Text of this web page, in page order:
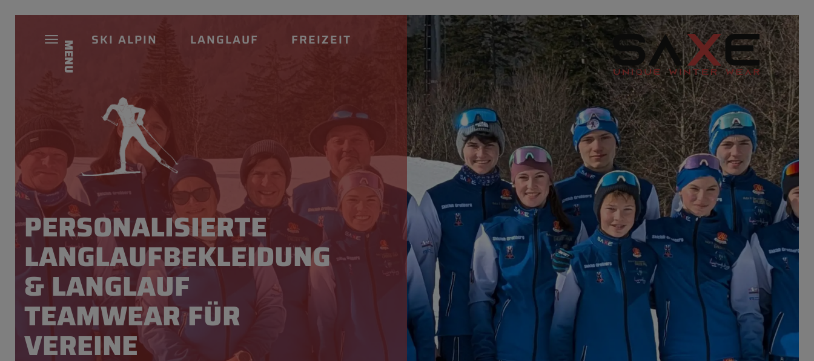
MENU
SKI ALPIN LANGLAUF FREIZEIT
LANGLAUF RENNANZUG
LANGLAUF COVER & WESTEN
LANGLAUF SKIJACKE
PERSONALISIERTE
LANGLAUFBEKLEIDUNG
& LANGLAUF
TEAMWEAR FÜR
VEREINE